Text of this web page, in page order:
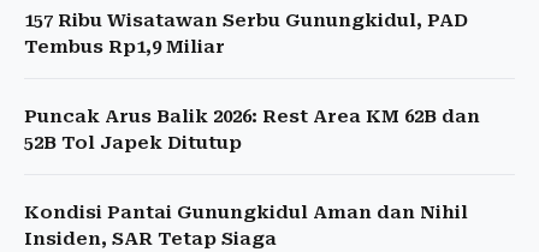
157 Ribu Wisatawan Serbu Gunungkidul, PAD
Tembus Rp1,9 Miliar
Puncak Arus Balik 2026: Rest Area KM 62B dan
52B Tol Japek Ditutup
Kondisi Pantai Gunungkidul Aman dan Nihil
Insiden, SAR Tetap Siaga